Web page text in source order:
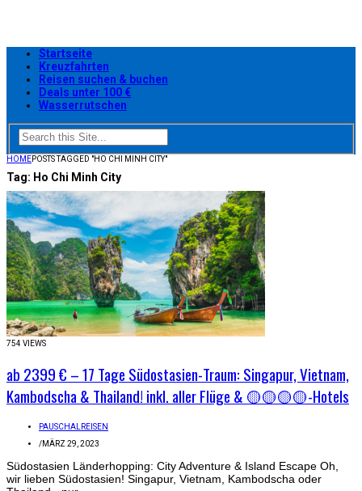
Startseite
Kreuzfahrten
Reisen suchen & buchen
Deals unter 100 €
Wasserrutschen
HOMEPOSTS TAGGED "HO CHI MINH CITY"
Tag: Ho Chi Minh City
754 VIEWS
ab 2399 € – 17 Tage Südostasien-Traum: Singapur, Vietnam,
Kambodscha & Thailand! inkl. aller Flüge & 🟡🟡🟡🟡-Hotels
PAUSCHALREISEN
/MÄRZ 29, 2023
Südostasien Länderhopping: City Adventure & Island Escape Oh,
wir lieben Südostasien! Singapur, Vietnam, Kambodscha oder